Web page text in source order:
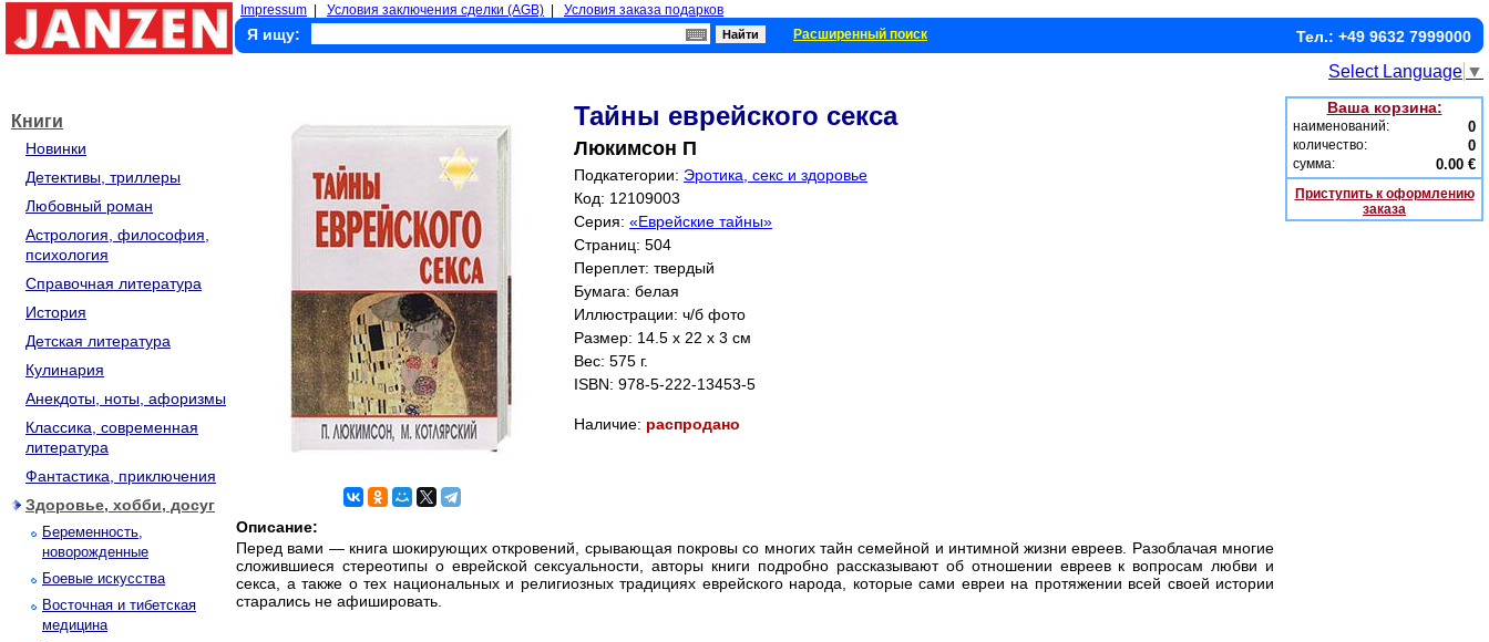
Impressum Условия заключения сделки (AGB) Условия заказа подарков
Я ищу: Расширенный поиск Тел.: +49 9632 7999000
Select Language ▼
Книги
Новинки
Детективы, триллеры
Любовный роман
Астрология, философия,
психология
Справочная литература
История
Детская литература
Кулинария
Анекдоты, ноты, афоризмы
Классика, современная
литература
Фантастика, приключения
Здоровье, хобби, досуг
Беременность,
новорожденные
Боевые искусства
Восточная и тибетская
медицина
Тайны еврейского секса
Люкимсон П
Подкатегории: Эротика, секс и здоровье
Код: 12109003
Серия: «Еврейские тайны»
Страниц: 504
Переплет: твердый
Бумага: белая
Иллюстрации: ч/б фото
Размер: 14.5 x 22 x 3 см
Вес: 575 г.
ISBN: 978-5-222-13453-5
Наличие: распродано
Описание:
Перед вами — книга шокирующих откровений, срывающая покровы со многих тайн семейной и интимной жизни евреев. Разоблачая многие
сложившиеся стереотипы о еврейской сексуальности, авторы книги подробно рассказывают об отношении евреев к вопросам любви и
секса, а также о тех национальных и религиозных традициях еврейского народа, которые сами евреи на протяжении всей своей истории
старались не афишировать.
Ваша корзина:
наименований: 0
количество: 0
сумма: 0.00 €
Приступить к оформлению
заказа